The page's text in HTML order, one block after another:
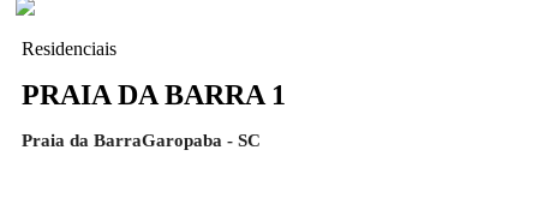
Residenciais
PRAIA DA BARRA 1
Praia da BarraGaropaba - SC